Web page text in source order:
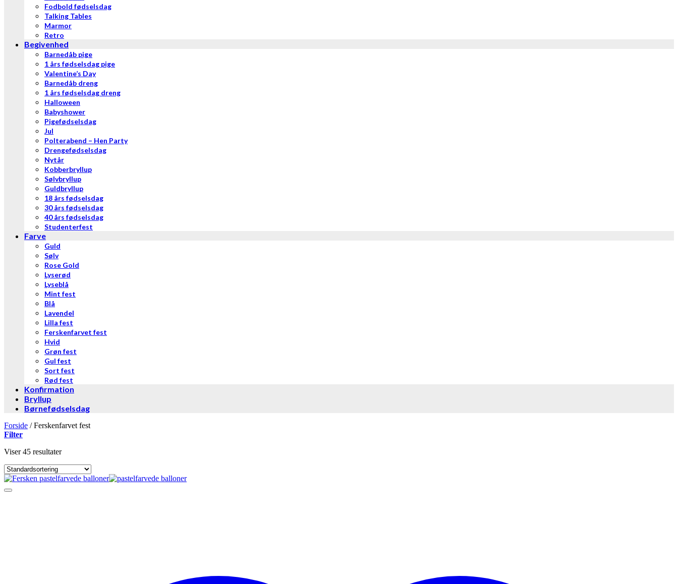
Fodbold fødselsdag
Talking Tables
Marmor
Retro
Begivenhed
Barnedåb pige
1 års fødselsdag pige
Valentine’s Day
Barnedåb dreng
1 års fødselsdag dreng
Halloween
Babyshower
Pigefødselsdag
Jul
Polterabend – Hen Party
Drengefødselsdag
Nytår
Kobberbryllup
Sølvbryllup
Guldbryllup
18 års fødselsdag
30 års fødselsdag
40 års fødselsdag
Studenterfest
Farve
Guld
Sølv
Rose Gold
Lyserød
Lyseblå
Mint fest
Blå
Lavendel
Lilla fest
Ferskenfarvet fest
Hvid
Grøn fest
Gul fest
Sort fest
Rød fest
Konfirmation
Bryllup
Børnefødselsdag
Forside /Ferskenfarvet fest
Filter
Viser 45 resultater